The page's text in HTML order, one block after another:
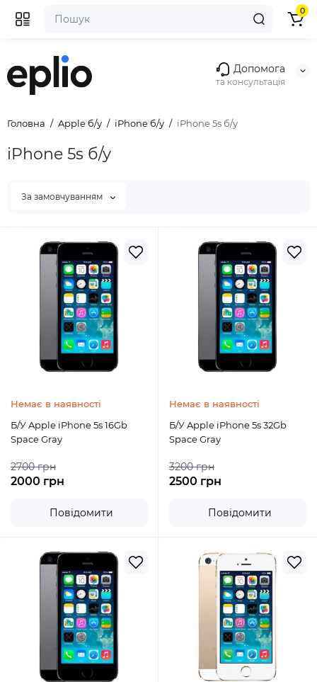
Допомога
та консультація
0
Головна Apple б/у iPhone б/у iPhone 5s б/у
iPhone 5s б/у
За замовчуванням
Немає в наявності
Б/У Apple iPhone 5s 16Gb
Space Gray
2700 грн
2000 грн
Повідомити
Немає в наявності
Б/У Apple iPhone 5s 32Gb
Space Gray
3200 грн
2500 грн
Повідомити